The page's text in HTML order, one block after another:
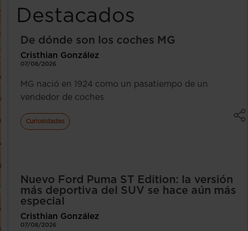
Destacados
De dónde son los coches MG
Cristhian González
07/08/2026
MG nació en 1924 como un pasatiempo de un
vendedor de coches
Curiosidades
Nuevo Ford Puma ST Edition: la versión
más deportiva del SUV se hace aún más
especial
Cristhian González
07/08/2026